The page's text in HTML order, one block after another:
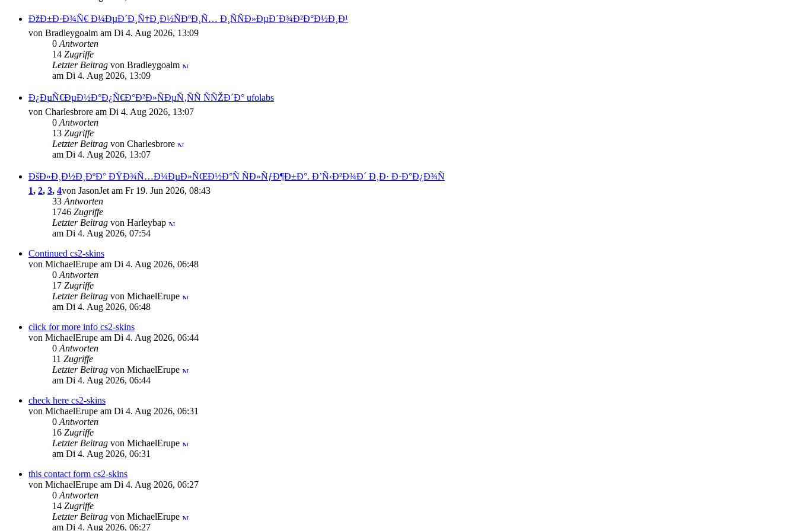
ÐžÐ±Ð·Ð¾Ñ€ Ð¼ÐµÐ´Ð¸Ñ†Ð¸Ð½ÑÐºÐ¸Ñ… Ð¸ÑÑÐ»ÐµÐ´Ð¾Ð²Ð°Ð½Ð¸Ð¹
von Bradleygoalm am Di 4. Aug 2026, 13:09
0 Antworten
14 Zugriffe
Letzter Beitrag von Bradleygoalm
am Di 4. Aug 2026, 13:09
Ð¿ÐµÑ€ÐµÐ½Ð°Ð¿Ñ€Ð°Ð²Ð»ÑÐµÑ‚ÑÑ ÑÑŽÐ´Ð° ufolabs
von Charlesbrore am Di 4. Aug 2026, 13:07
0 Antworten
13 Zugriffe
Letzter Beitrag von Charlesbrore
am Di 4. Aug 2026, 13:07
ÐšÐ»Ð¸Ð½Ð¸ÐºÐ° ÐŸÐ¾Ñ…Ð¼ÐµÐ»ÑŒÐ½Ð°Ñ ÑÐ»ÑƒÐ¶Ð±Ð°. Ð’Ñ‹Ð²Ð¾Ð´ Ð¸Ð· Ð·Ð°Ð¿Ð¾Ñ
1, 2, 3, 4von JasonJet am Fr 19. Jun 2026, 08:43
33 Antworten
1746 Zugriffe
Letzter Beitrag von Harleybap
am Di 4. Aug 2026, 07:54
Continued cs2-skins
von MichaelErupe am Di 4. Aug 2026, 06:48
0 Antworten
17 Zugriffe
Letzter Beitrag von MichaelErupe
am Di 4. Aug 2026, 06:48
click for more info cs2-skins
von MichaelErupe am Di 4. Aug 2026, 06:44
0 Antworten
11 Zugriffe
Letzter Beitrag von MichaelErupe
am Di 4. Aug 2026, 06:44
check here cs2-skins
von MichaelErupe am Di 4. Aug 2026, 06:31
0 Antworten
16 Zugriffe
Letzter Beitrag von MichaelErupe
am Di 4. Aug 2026, 06:31
this contact form cs2-skins
von MichaelErupe am Di 4. Aug 2026, 06:27
0 Antworten
14 Zugriffe
Letzter Beitrag von MichaelErupe
am Di 4. Aug 2026, 06:27